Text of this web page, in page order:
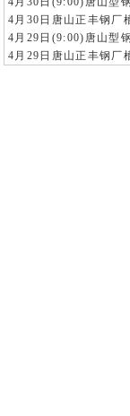
4月30日唐山正丰钢厂
4月29日(9:00)唐山型
4月29日唐山正丰钢厂